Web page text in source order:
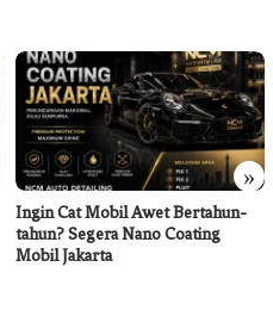
»
Tak Terduga, Dean Agatha
Ceritakan Makna Dalam di
Lagu ‘Membatu’, Bikin Netizen